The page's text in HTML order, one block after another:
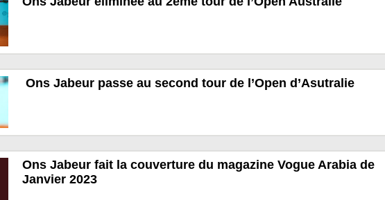
Ons Jabeur passe au second tour de l’Open d’Asutralie
Ons Jabeur fait la couverture du magazine Vogue Arabia de
Janvier 2023